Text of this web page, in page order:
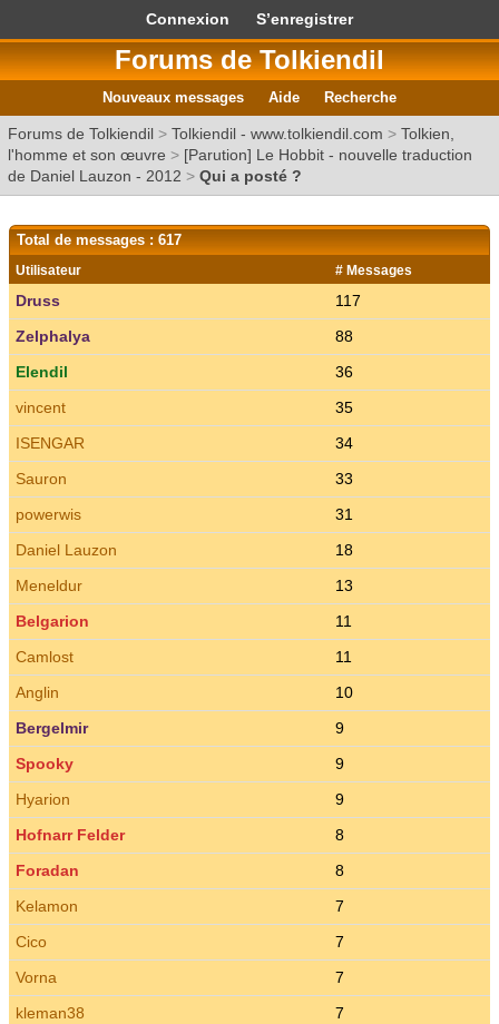
Connexion S’enregistrer
Forums de Tolkiendil
Nouveaux messages Aide Recherche
Forums de Tolkiendil > Tolkiendil - www.tolkiendil.com > Tolkien,
l'homme et son œuvre > [Parution] Le Hobbit - nouvelle traduction
de Daniel Lauzon - 2012 > Qui a posté ?
Total de messages : 617
Utilisateur # Messages
Druss
117
Zelphalya
88
Elendil
36
vincent
35
ISENGAR
34
Sauron
33
powerwis
31
Daniel Lauzon
18
Meneldur
13
Belgarion
11
Camlost
11
Anglin
10
Bergelmir
9
Spooky
9
Hyarion
9
Hofnarr Felder
8
Foradan
8
Kelamon
7
Cico
7
Vorna
7
kleman38
7